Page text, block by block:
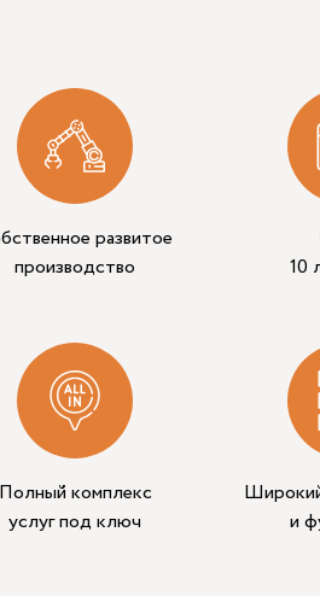
развитое
производство
10
Полный комплекс
услуг под ключ
и